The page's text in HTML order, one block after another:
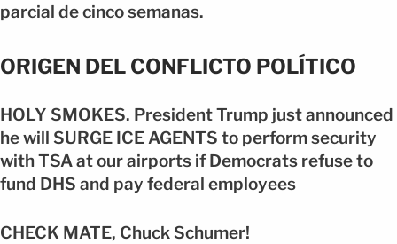
parcial de cinco semanas.
ORIGEN DEL CONFLICTO POLÍTICO
HOLY SMOKES. President Trump just announced
he will SURGE ICE AGENTS to perform security
with TSA at our airports if Democrats refuse to
fund DHS and pay federal employees
CHECK MATE, Chuck Schumer!